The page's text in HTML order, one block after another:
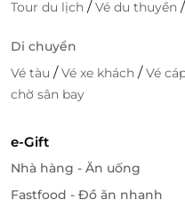
Đừng chờ một cơ
điều đó hôm nay bằng
cùng Hệ thống Trends
giãn, vóc dáng cải
lịch ngay và cùng
Tour du lịch /Vé du thuyền /
Di chuyển
Vé tàu /Vé xe khách /Vé
chờ sân bay
e-Gift
Nhà hàng - Ăn uống
Fastfood - Đồ ăn nhanh